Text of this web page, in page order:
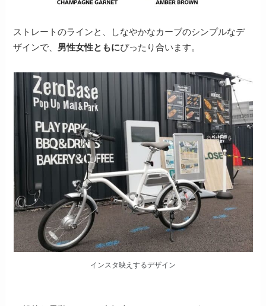
ストレートのラインと、しなやかなカーブのシンプルなデ
ザインで、 男性女性ともにぴったり合います。
インスタ映えするデザイン